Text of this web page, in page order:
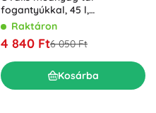
fogantyúkkal, 45 l,
világosszürke
Raktáron
4 840 Ft6 050 Ft
Kosárba